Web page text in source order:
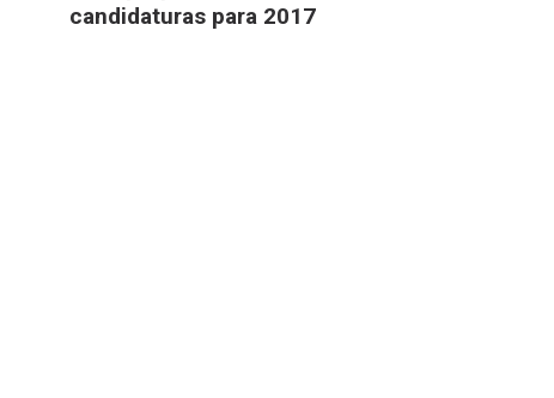
candidaturas para 2017